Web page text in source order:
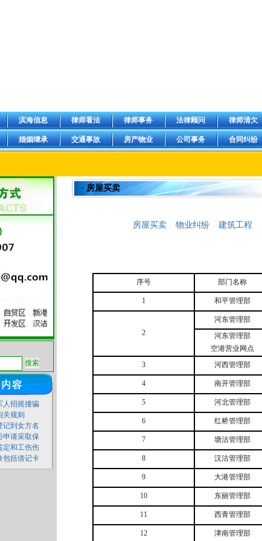
滨海信息 律师看法 律师事务 法律顾问 律师清欠
婚姻继承 交通事故 房产物业 公司事务 合同纠纷
人招摇撞骗
关规则
记到女方名
申请采取保
定和工伤伤
包括借记卡
· 房屋买卖
房屋买卖 物业纠纷 建筑工程
序号 部门名称
1 和平管理部
2
河东管理部
河东管理部
空港营业网点
3 河西管理部
4 南开管理部
5 河北管理部
6 红桥管理部
7 塘沽管理部
8 汉沽管理部
9 大港管理部
10 东丽管理部
11 西青管理部
12 津南管理部